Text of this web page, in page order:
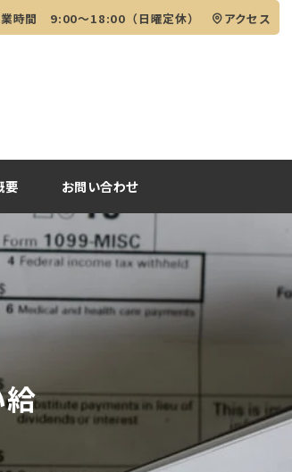
時間 9:00～18:00（日曜定休） アクセス
要 お問い合わせ